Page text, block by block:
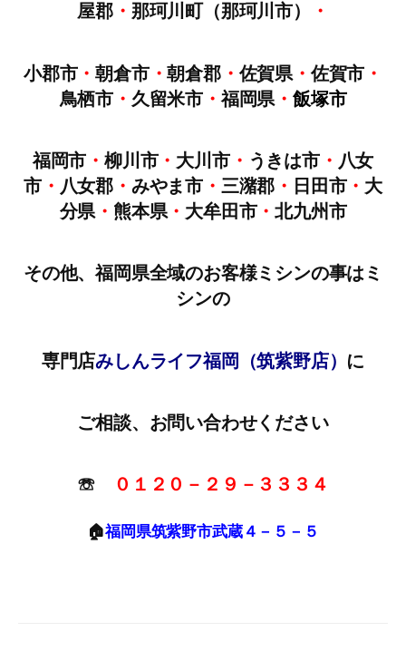
屋郡 ・ 那珂川町（那珂川市） ・
小郡市・朝倉市・朝倉郡・佐賀県 ・佐賀市 ・
鳥栖市・ 久留米市・福岡県 ・飯塚市
福岡市 ・柳川市・ 大川市・ うきは市・ 八女
市・ 八女郡・ みやま市・ 三潴郡 ・ 日田市・ 大
分県 ・ 熊本県・ 大牟田市・北九州市
その他、福岡県全域のお客様ミシンの事はミ
シンの
専門店みしんライフ福岡（筑紫野店） に
ご相談、お問い合わせください
☏ ０１２０－２９－３３３４
🏠福岡県筑紫野市武蔵４－５－５